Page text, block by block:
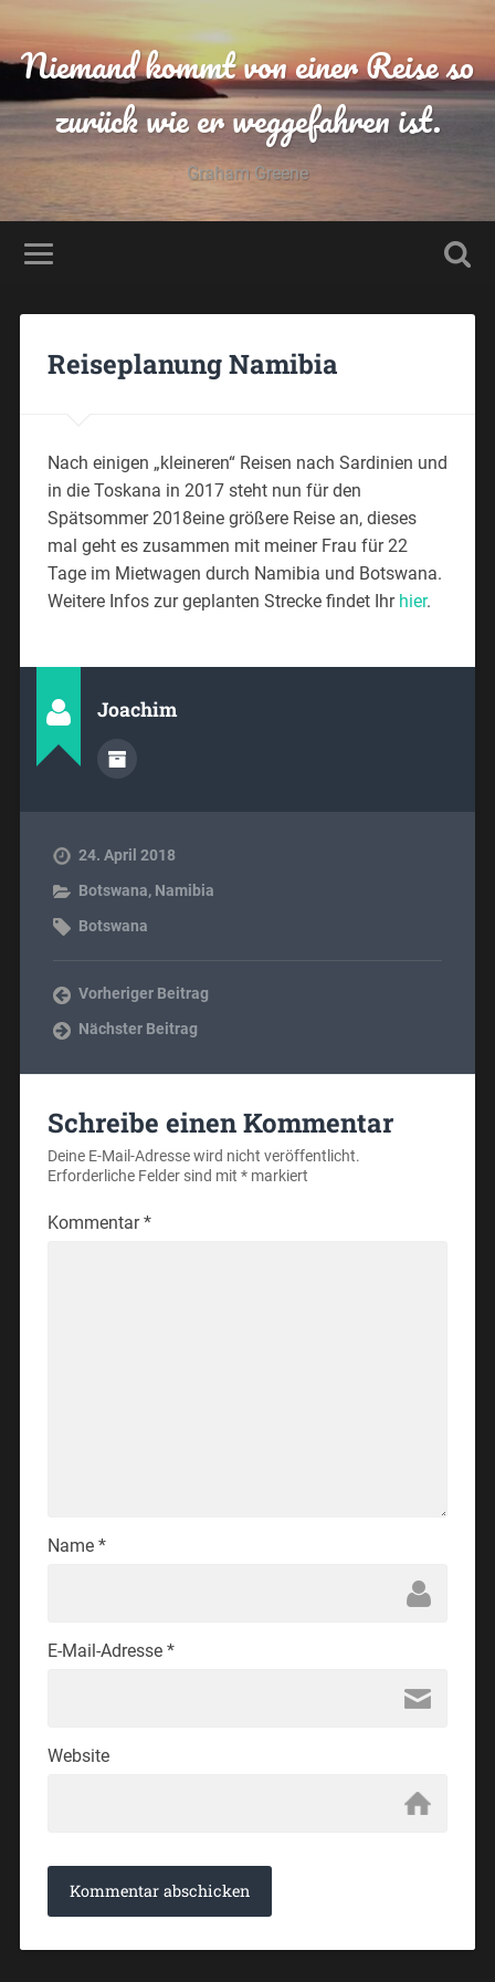
Niemand kommt von einer Reise so
zurück wie er weggefahren ist.
Graham Greene
Reiseplanung Namibia
Nach einigen „kleineren“ Reisen nach Sardinien und
in die Toskana in 2017 steht nun für den
Spätsommer 2018eine größere Reise an, dieses
mal geht es zusammen mit meiner Frau für 22
Tage im Mietwagen durch Namibia und Botswana.
Weitere Infos zur geplanten Strecke findet Ihr hier.
Joachim
24. April 2018
Botswana, Namibia
Botswana
Vorheriger Beitrag
Nächster Beitrag
Schreibe einen Kommentar
Deine E-Mail-Adresse wird nicht veröffentlicht.
Erforderliche Felder sind mit *markiert
Kommentar*
Name *
E-Mail-Adresse *
Website